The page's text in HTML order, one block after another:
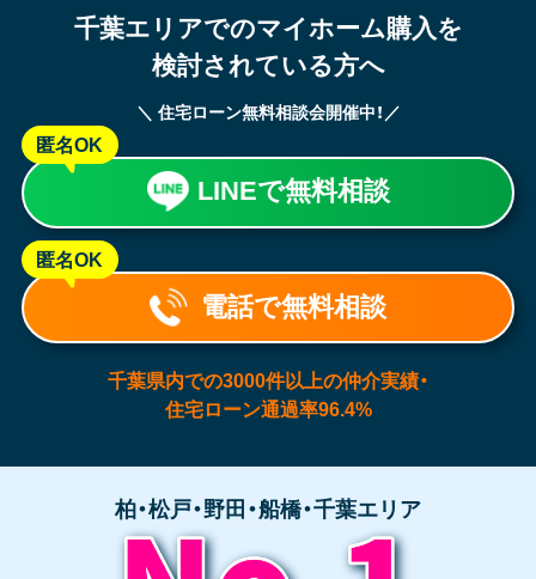
千葉エリアでのマイホーム購入を
検討されている方へ
＼ 住宅ローン無料相談会開催中！／
LINEで無料相談
匿名OK
電話で無料相談
匿名OK
千葉県内での3000件以上の仲介実績・
住宅ローン通過率96.4%
柏・松戸・野田・船橋・千葉エリア